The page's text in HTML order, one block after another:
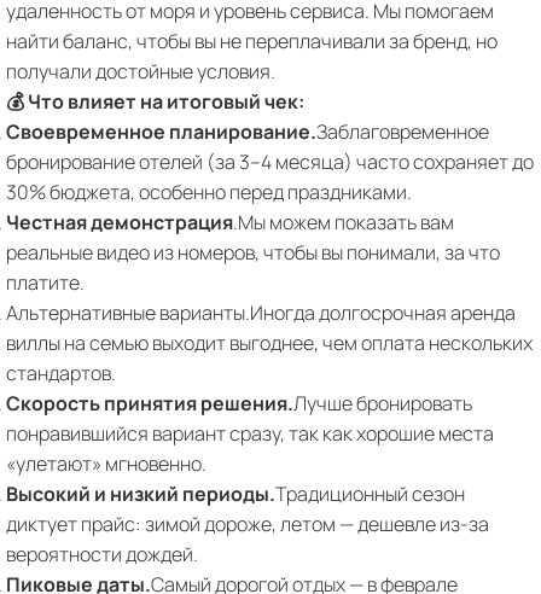
удаленность от моря и уровень сервиса. Мы помогаем
найти баланс, чтобы вы не переплачивали за бренд, но
получали достойные условия.
💰 Что влияет на итоговый чек:
Своевременное планирование.Заблаговременное
бронирование отелей (за 3–4 месяца) часто сохраняет до
30% бюджета, особенно перед праздниками.
Честная демонстрация.Мы можем показать вам
реальные видео из номеров, чтобы вы понимали, за что
платите.
Альтернативные варианты.Иногда долгосрочная аренда
виллы на семью выходит выгоднее, чем оплата нескольких
стандартов.
Скорость принятия решения.Лучше бронировать
понравившийся вариант сразу, так как хорошие места
«улетают» мгновенно.
Высокий и низкий периоды.Традиционный сезон
диктует прайс: зимой дороже, летом — дешевле из-за
вероятности дождей.
Пиковые даты.Самый дорогой отдых — в феврале